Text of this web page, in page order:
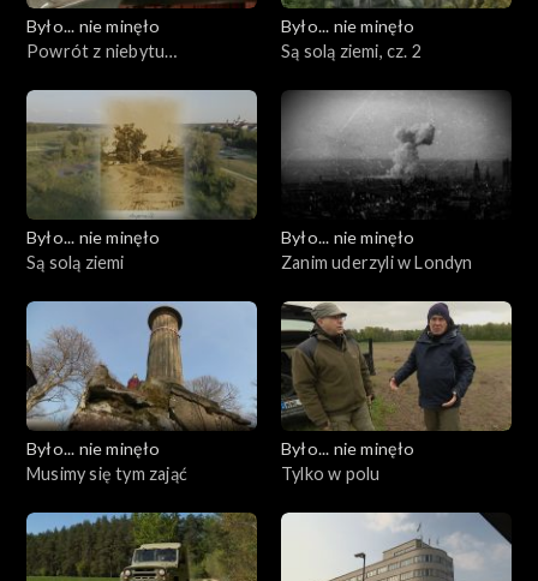
Było... nie minęło
Powrót z niebytu…
Było... nie minęło
Są solą ziemi, cz. 2
Było... nie minęło
Są solą ziemi
Było... nie minęło
Zanim uderzyli w Londyn
Było... nie minęło
Musimy się tym zająć
Było... nie minęło
Tylko w polu